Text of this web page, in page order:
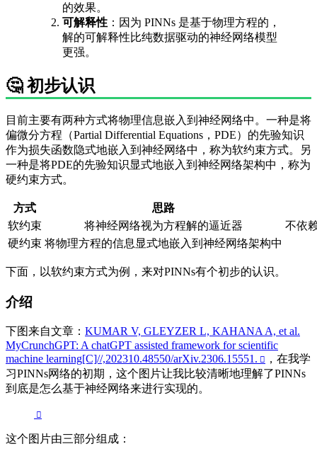
的效果。
可解释性 ：因为 PINNs 是基于物理方程的，
解的可解释性比纯数据驱动的神经网络模型
更强。
🤔 初步认识
目前主要有两种方式将物理信息嵌入到神经网络中。一种是将
偏微分方程（Partial Differential Equations，PDE）的先验知识
作为损失函数隐式地嵌入到神经网络中，称为软约束方式。另
一种是将PDE的先验知识显式地嵌入到神经网络架构中，称为
硬约束方式。
方式
思路
软约束
将神经网络视为方程解的逼近器
不依
硬约束 将物理方程的信息显式地嵌入到神经网络架构中
下面，以软约束方式为例，来对PINNs有个初步的认识。
介绍
下图来自文章： KUMAR V, GLEYZER L, KAHANA A, et al.
MyCrunchGPT: A chatGPT assisted framework for scientific
machine learning[C]//,202310.48550/arXiv.2306.15551.
，在我学
习PINNs网络的初期，这个图片让我比较清晰地理解了PINNs
到底是怎么基于神经网络来进行实现的。
这个图片由三部分组成：